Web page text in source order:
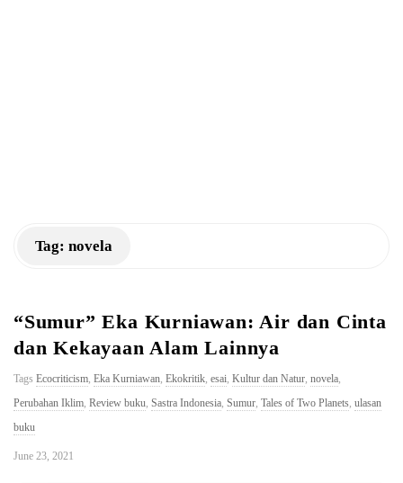
Tag: novela
“Sumur” Eka Kurniawan: Air dan Cinta
dan Kekayaan Alam Lainnya
Tags Ecocriticism, Eka Kurniawan, Ekokritik, esai, Kultur dan Natur, novela,
Perubahan Iklim, Review buku, Sastra Indonesia, Sumur, Tales of Two Planets, ulasan
buku
June 23, 2021